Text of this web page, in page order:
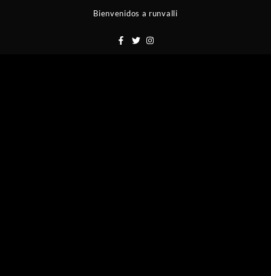
Bienvenidos a runvalli